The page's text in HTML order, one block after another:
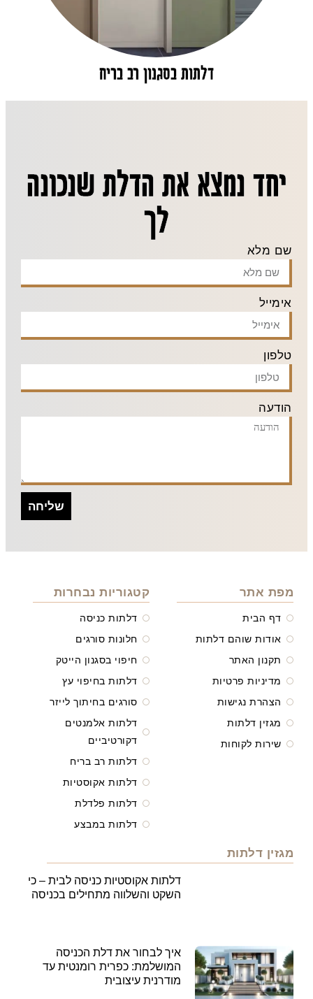
דלתות בסגנון רב בריח
יחד נמצא את הדלת שנכונה
לך
שם מלא
אימייל
טלפון
הודעה
שליחה
מפת אתר
דף הבית
אודות שוהם דלתות
תקנון האתר
מדיניות פרטיות
הצהרת נגישות
מגזין דלתות
שירות לקוחות
קטגוריות נבחרות
דלתות כניסה
חלונות סורגים
חיפוי בסגנון הייטק
דלתות בחיפוי עץ
סורגים בחיתוך לייזר
דלתות אלמנטים
דקורטיביים
דלתות רב בריח
דלתות אקוסטיות
דלתות פלדלת
דלתות במבצע
מגזין דלתות
דלתות אקוסטיות כניסה לבית – כי
השקט והשלווה מתחילים בכניסה
איך לבחור את דלת הכניסה
המושלמת: כפרית רומנטית עד
מודרנית עיצובית